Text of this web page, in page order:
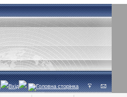
Вхід